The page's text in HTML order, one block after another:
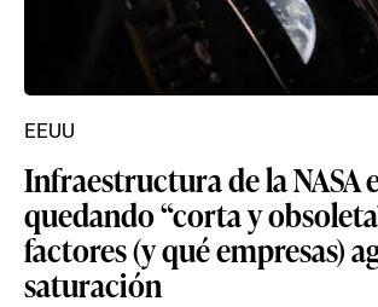
Infraestructura de la NASA
quedando “corta y
factores (y qué empresas)
saturación
EEUU